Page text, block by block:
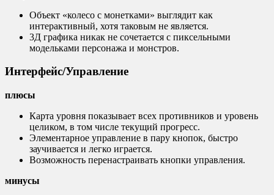
Объект «колесо с монетками» выглядит как
интерактивный, хотя таковым не является.
3Д графика никак не сочетается с пиксельными
модельками персонажа и монстров.
Интерфейс/Управление
плюсы
Карта уровня показывает всех противников и уровень
целиком, в том числе текущий прогресс.
Элементарное управление в пару кнопок, быстро
заучивается и легко играется.
Возможность перенастраивать кнопки управления.
минусы